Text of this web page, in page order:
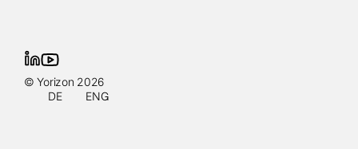
© Yorizon 2026
DE
ENG